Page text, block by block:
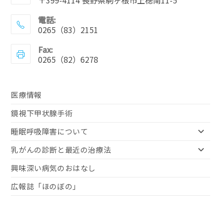
電話:
0265（83）2151
Fax:
0265（82）6278
医療情報
鏡視下甲状腺手術
睡眠呼吸障害について
乳がんの診断と最近の治療法
興味深い病気のおはなし
広報誌「ほのぼの」